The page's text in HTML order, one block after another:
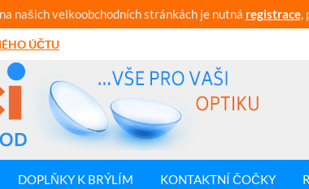
našich velkoobchodních stránkách je nutná registrace,
ÚČTU
DOPLŇKY K BRÝLÍM KONTAKTNÍ ČOČKY